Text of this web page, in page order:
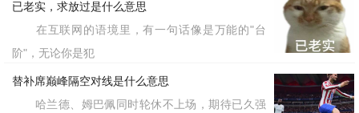
已老实，求放过是什么意思
在互联网的语境里，有一句话像是万能的"台
阶"，无论你是犯
替补席巅峰隔空对线是什么意思
哈兰德、姆巴佩同时轮休不上场，期待已久强